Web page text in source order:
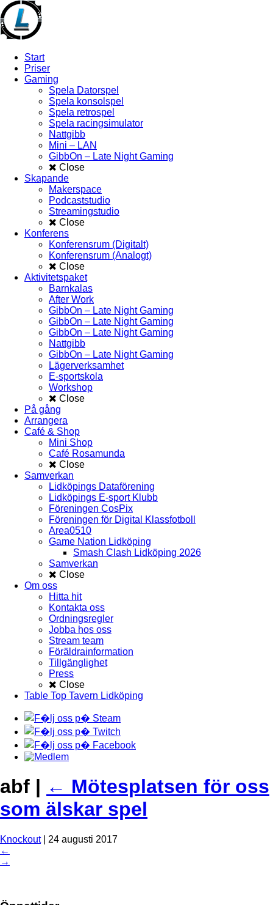
Start
Priser
Gaming
Spela Datorspel
Spela konsolspel
Spela retrospel
Spela racingsimulator
Nattgibb
Mini – LAN
GibbOn – Late Night Gaming
Close
Skapande
Makerspace
Podcaststudio
Streamingstudio
Close
Konferens
Konferensrum (Digitalt)
Konferensrum (Analogt)
Close
Aktivitetspaket
Barnkalas
After Work
GibbOn – Late Night Gaming
GibbOn – Late Night Gaming
GibbOn – Late Night Gaming
Nattgibb
GibbOn – Late Night Gaming
Lägerverksamhet
E-sportskola
Workshop
Close
På gång
Arrangera
Café & Shop
Mini Shop
Café Rosamunda
Close
Samverkan
Lidköpings Dataförening
Lidköpings E-sport Klubb
Föreningen CosPix
Föreningen för Digital Klassfotboll
Area0510
Game Nation Lidköping
Smash Clash Lidköping 2026
Samverkan
Close
Om oss
Hitta hit
Kontakta oss
Ordningsregler
Jobba hos oss
Stream team
Föräldrainformation
Tillgänglighet
Press
Close
Table Top Tavern Lidköping
abf | ← Mötesplatsen för oss
som älskar spel
Knockout
24 augusti 2017
←
→